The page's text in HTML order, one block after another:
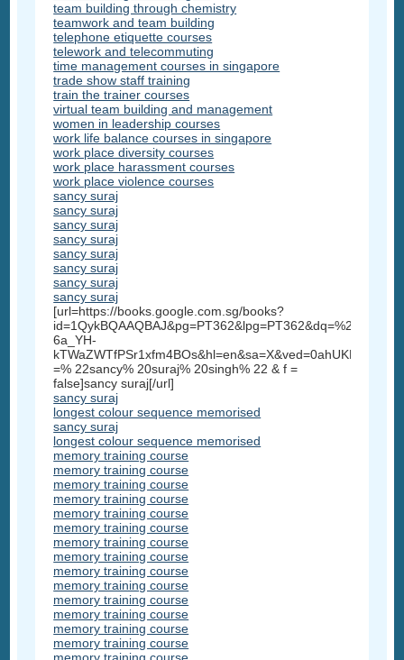
team building through chemistry
teamwork and team building
telephone etiquette courses
telework and telecommuting
time management courses in singapore
trade show staff training
train the trainer courses
virtual team building and management
women in leadership courses
work life balance courses in singapore
work place diversity courses
work place harassment courses
work place violence courses
sancy suraj
sancy suraj
sancy suraj
sancy suraj
sancy suraj
sancy suraj
sancy suraj
sancy suraj
[url=https://books.google.com.sg/books?
6a_YH-
=% 22sancy% 20suraj% 20singh% 22 & f =
false]sancy suraj[/url]
sancy suraj
longest colour sequence memorised
sancy suraj
longest colour sequence memorised
memory training course
memory training course
memory training course
memory training course
memory training course
memory training course
memory training course
memory training course
memory training course
memory training course
memory training course
memory training course
memory training course
memory training course